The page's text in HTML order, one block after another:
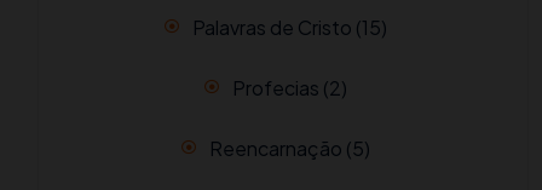
Palavras de Cristo (15)
Profecias (2)
Reencarnação (5)